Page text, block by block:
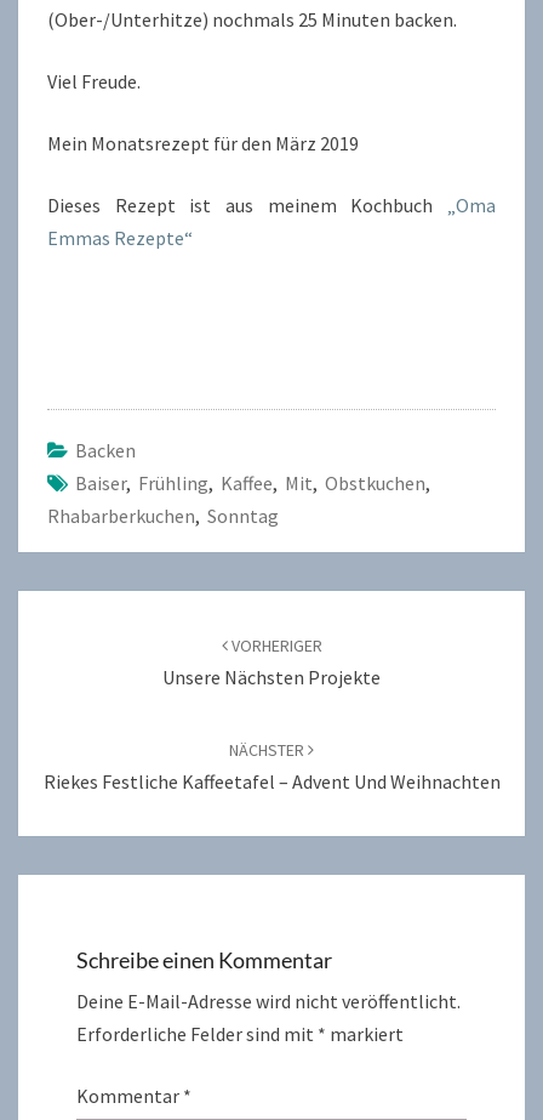
(Ober-/Unterhitze) nochmals 25 Minuten backen.
Viel Freude.
Mein Monatsrezept für den März 2019
Dieses Rezept ist aus meinem Kochbuch „Oma
Emmas Rezepte“
Backen
Baiser, Frühling, Kaffee, Mit, Obstkuchen,
Rhabarberkuchen, Sonntag
VORHERIGER
Unsere Nächsten Projekte
NÄCHSTER
Riekes Festliche Kaffeetafel – Advent Und Weihnachten
Schreibe einen Kommentar
Deine E-Mail-Adresse wird nicht veröffentlicht.
Erforderliche Felder sind mit * markiert
Kommentar *